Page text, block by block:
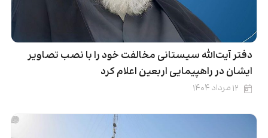
دفتر آیت‌الله سیستانی مخالفت خود را با نصب تصاویر
ایشان در راهپیمایی اربعین اعلام کرد
۱۲ مرداد ۱۴۰۴